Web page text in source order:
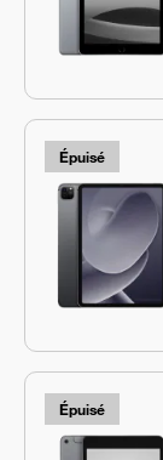
Épuisé
Épuisé